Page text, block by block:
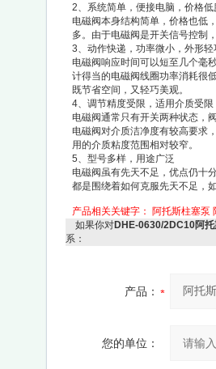
2、系统简单，便接电脑，价格低
电磁阀本身结构简单，价格也低
多。由于电磁阀是开关信号控制
3、动作快递，功率微小，外形轻
电磁阀响应时间可以短至几个毫
计得当的电磁阀线圈功率消耗很
既节省空间，又轻巧美观。
4、调节精度受限，适用介质受限
电磁阀通常只有开关两种状态，
电磁阀对介质洁净度有较高要求
用的介质粘度范围相对较窄。
5、型号多样，用途广泛
电磁阀虽有先天不足，优点仍十
都是围绕着如何克服先天不足，
产品相关关键字： 阿托斯柱塞泵
如果你对DHE-0630/2DC10阿
系：
产品：
您的单位：